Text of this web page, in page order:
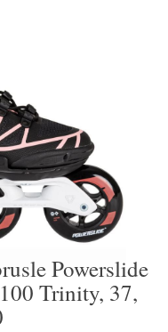
Powerslide
Trinity, 37,